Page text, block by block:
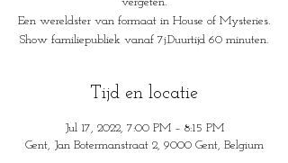
Een wereldster van formaat in House of Mysteries.
Show familiepubliek vanaf 7j.Duurtijd 60 minuten.
Tijd en locatie
Jul 17, 2022, 7:00 PM – 8:15 PM
Gent, Jan Botermanstraat 2, 9000 Gent, Belgium